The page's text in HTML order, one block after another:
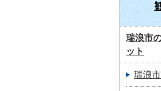
瑞浪市
ット
瑞浪